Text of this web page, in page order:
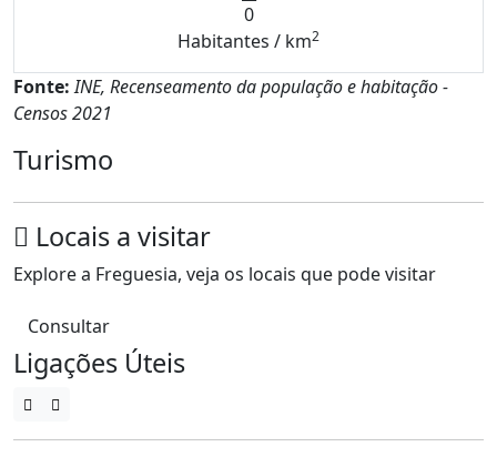
0
Habitantes / km2
Fonte:INE, Recenseamento da população e habitação -
Censos 2021
Turismo
Locais a visitar
Explore a Freguesia, veja os locais que pode visitar
Consultar
Ligações Úteis